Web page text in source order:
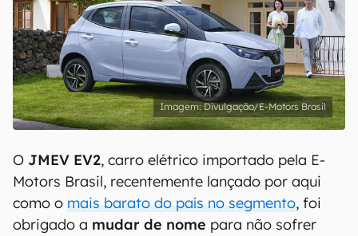
Divulgação/E-Motors Brasil
O JMEV EV2, carro elétrico importado pela E-
Motors Brasil, recentemente lançado por aqui
como o mais barato do país no segmento, foi
obrigado a mudar de nome para não sofrer